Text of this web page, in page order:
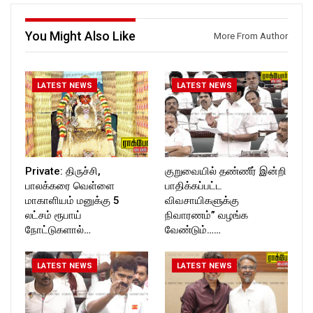
Follow us on:
https://twitter.com/ROCKFOR
T_TIMES
https://twitter.com/ROCKFOR
T_TIMES
You Might Also Like More From Author
LATEST NEWS
Private: திருச்சி,
பாலக்கரை வெள்ளை
மாகாளியம் மனுக்கு 5
லட்சம் ரூபாய்
நோட்டுகளால்…
LATEST NEWS
குறுவையில் தண்ணீர் இன்றி
பாதிக்கப்பட்ட
விவசாயிகளுக்கு
நிவாரணம்” வழங்க
வேண்டும்……
LATEST NEWS LATEST NEWS